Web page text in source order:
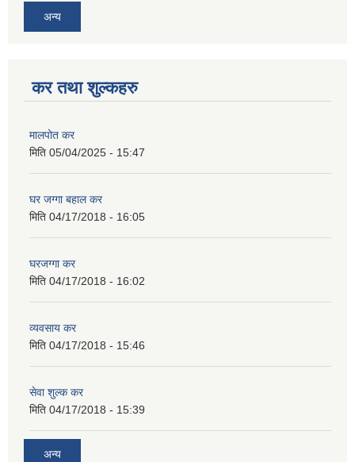
अन्य
कर तथा शुल्कहरु
मालपोत कर
मिति 05/04/2025 - 15:47
घर जग्गा बहाल कर
मिति 04/17/2018 - 16:05
घरजग्गा कर
मिति 04/17/2018 - 16:02
व्यवसाय कर
मिति 04/17/2018 - 15:46
सेवा शुल्क कर
मिति 04/17/2018 - 15:39
अन्य